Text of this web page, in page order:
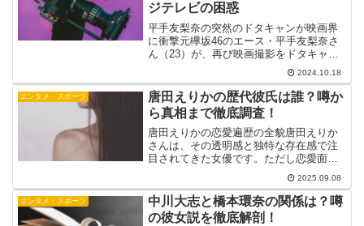
ジテレビの困惑
平手友梨奈の突然のドタキャンが映画界
に衝撃元欅坂46のエース・平手友梨奈さ
ん（23）が、再び映画撮影をドタキャン
したことが明らかになりました。この出
来事は、映画業界に大きな波紋を広げて
います。平手さんは、フジテレビが企画
した新作映画に主演と...
2024.10.18
エンタメ・スポーツ
唐田えりかの歴代彼氏は誰？噂か
ら真相まで徹底調査！
唐田えりかの恋愛遍歴の全貌唐田えりか
さんは、その透明感と独特な存在感で注
目されてきた女優です。ただし恋愛面で
は「事実」と「噂」が混在して報じられ
ており、整理しないと混乱しやすいテー
マでもあります。本記事では、一次報道
や所属事務所のコメントに...
2025.09.08
エンタメ・スポーツ
中川大志と橋本環奈の関係は？噂
の彼女説を徹底解剖！